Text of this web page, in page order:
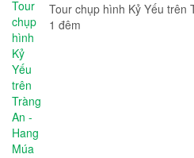
Tour chụp hình Kỷ Yếu trên
1 đêm